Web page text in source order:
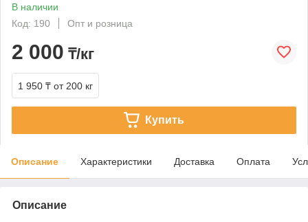
В наличии
Код: 190
Опт и розница
2 000 ₸/кг
1 950 ₸ от 200 кг
Купить
Описание Характеристики Доставка Оплата
Описание